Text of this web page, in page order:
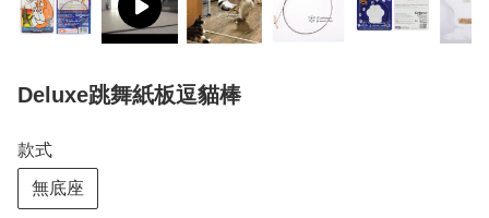
Deluxe跳舞紙板逗貓棒
款式
無底座